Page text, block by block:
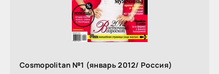
Cosmopolitan №1 (январь 2012/ Россия)